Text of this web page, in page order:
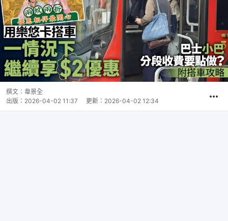
撰文： 韋景全
出版： 2026-04-02 11:37 更新： 2026-04-02 12:34